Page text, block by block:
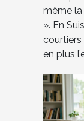
même la
». En
en plus